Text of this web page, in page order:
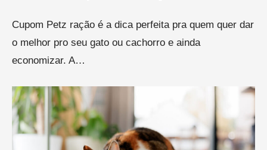
Cupom Petz ração é a dica perfeita pra quem quer dar
o melhor pro seu gato ou cachorro e ainda
economizar. A…